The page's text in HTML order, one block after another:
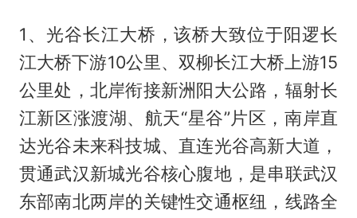
1、光谷长江大桥，该桥大致位于阳逻长
江大桥下游10公里、双柳长江大桥上游15
公里处，北岸衔接新洲阳大公路，辐射长
江新区涨渡湖、航天“星谷”片区，南岸直
达光谷未来科技城、直连光谷高新大道，
贯通武汉新城光谷核心腹地，是串联武汉
东部南北两岸的关键性交通枢纽，线路全